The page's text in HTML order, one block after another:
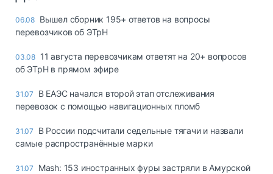
06.08 Вышел сборник 195+ ответов на вопросы
перевозчиков об ЭТрН
03.08 11 августа перевозчикам ответят на 20+ вопросов
об ЭТрН в прямом эфире
31.07
В ЕАЭС начался второй этап отслеживания
перевозок с помощью навигационных пломб
31.07
В России подсчитали седельные тягачи и назвали
самые распространённые марки
31.07
Mash: 153 иностранных фуры застряли в Амурской